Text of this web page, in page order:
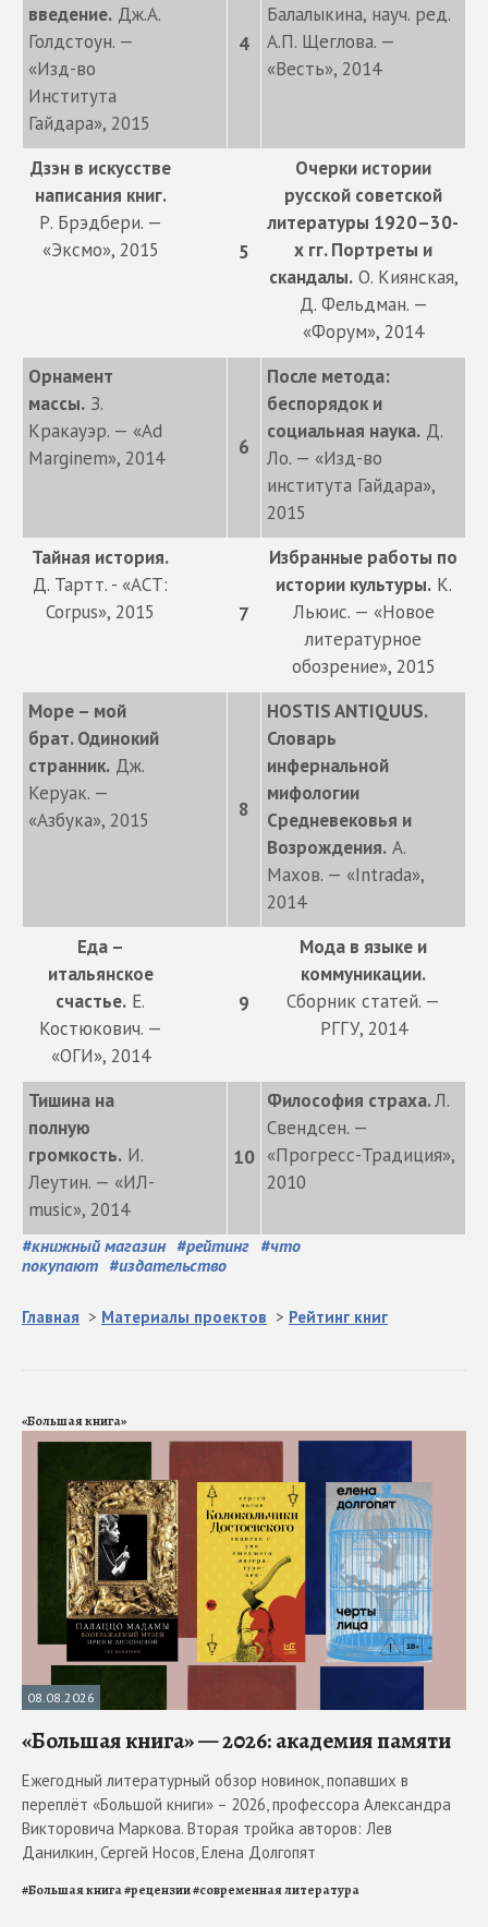
введение. Дж.А.
Голдстоун. —
«Изд-во
Института
Гайдара», 2015
4
Балалыкина, науч. ред.
А.П. Щеглова. —
«Весть», 2014
Дзэн в искусстве
написания книг.
Р. Брэдбери. —
«Эксмо», 2015
5
Очерки истории
русской советской
литературы 1920–30-
х гг. Портреты и
скандалы.О. Киянская,
Д. Фельдман. —
«Форум», 2014
Орнамент
массы. З.
Кракауэр. — «Ad
Marginem», 2014
6
После метода:
беспорядок и
социальная наука. Д.
Ло. — «Изд-во
института Гайдара»,
2015
Тайная история.
Д. Тартт. - «AСТ:
Corpus», 2015
7
Избранные работы по
истории культуры.К.
Льюис. — «Новое
литературное
обозрение», 2015
Море – мой
брат. Одинокий
странник. Дж.
Керуак. —
«Азбука», 2015
8
HOSTIS ANTIQUUS.
Словарь
инфернальной
мифологии
Средневековья и
Возрождения. А.
Махов. — «Intrada»,
2014
Еда –
итальянское
счастье. Е.
Костюкович. —
«ОГИ», 2014
9
Мода в языке и
коммуникации.
Сборник статей. —
РГГУ, 2014
Тишина на
полную
громкость. И.
Леутин. — «ИЛ-
music», 2014
10
Философия страха.Л.
Свендсен. —
«Прогресс-Традиция»,
2010
#книжный магазин #рейтинг #что
покупают #издательство
Главная > Материалы проектов > Рейтинг книг
«Большая книга»
08.08.2026
«Большая книга» — 2026: академия памяти
Ежегодный литературный обзор новинок, попавших в
переплёт «Большой книги» – 2026, профессора Александра
Викторовича Маркова. Вторая тройка авторов: Лев
Данилкин, Сергей Носов, Елена Долгопят
#Большая книга#рецензии#современная литература